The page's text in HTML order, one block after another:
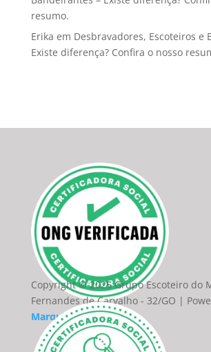
resumo.
Erika em Desbravadores, Escoteiros e
Existe diferença? Confira o nosso
Copyright © 2025 Grupo Escoteiro do
Fernandes de Carvalho - 32/GO |
Marquim do Site